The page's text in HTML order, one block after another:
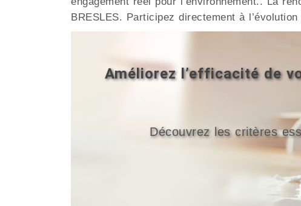
BRESLES. Participez directement à l’évolution
Améliorez l’efficacité de
Découvrez les critères